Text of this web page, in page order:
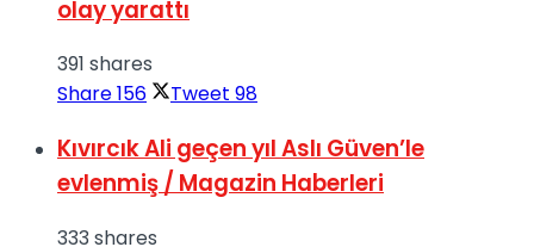
olay yarattı
391 shares
Share156 Tweet 98
Kıvırcık Ali geçen yıl Aslı Güven’le
evlenmiş / Magazin Haberleri
333 shares